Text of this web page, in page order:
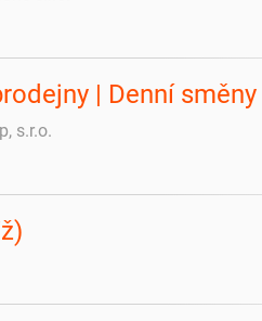
| Denní
s.r.o.